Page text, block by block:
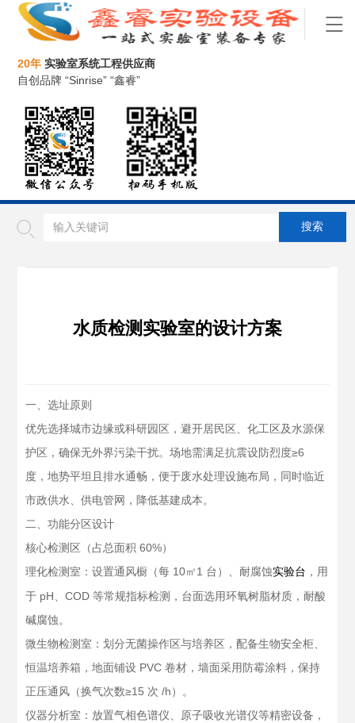
20年 实验室系统工程供应商
自创品牌 “Sinrise” “鑫睿”
水质检测实验室的设计方案
一、选址原则
优先选择城市边缘或科研园区，避开居民区、化工区及水源保
护区，确保无外界污染干扰。场地需满足抗震设防烈度≥6
度，地势平坦且排水通畅，便于废水处理设施布局，同时临近
市政供水、供电管网，降低基建成本。
二、功能分区设计
核心检测区（占总面积 60%）
理化检测室：设置通风橱（每 10㎡1 台）、耐腐蚀实验台 ，用
于 pH、COD 等常规指标检测，台面选用环氧树脂材质，耐酸
碱腐蚀。
微生物检测室：划分无菌操作区与培养区，配备生物安全柜、
恒温培养箱，地面铺设 PVC 卷材，墙面采用防霉涂料，保持
正压通风（换气次数≥15 次 /h）。
仪器分析室：放置气相色谱仪、原子吸收光谱仪等精密设备，